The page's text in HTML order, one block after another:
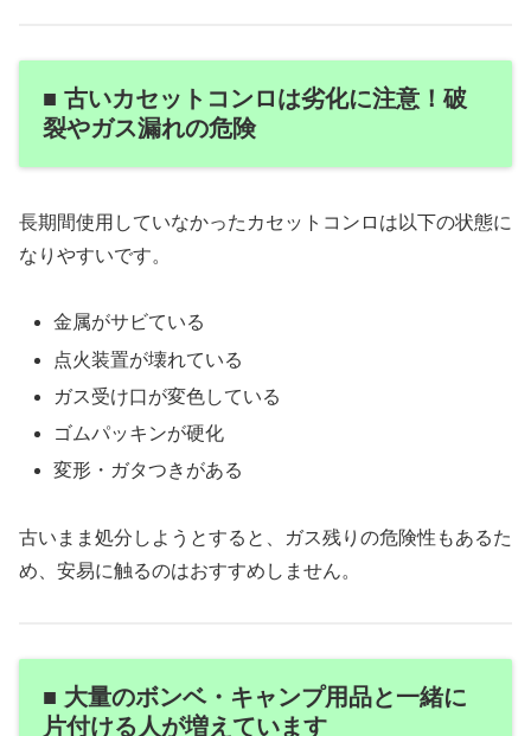
■ 古いカセットコンロは劣化に注意！破
裂やガス漏れの危険
長期間使用していなかったカセットコンロは以下の状態に
なりやすいです。
金属がサビている
点火装置が壊れている
ガス受け口が変色している
ゴムパッキンが硬化
変形・ガタつきがある
古いまま処分しようとすると、ガス残りの危険性もあるた
め、安易に触るのはおすすめしません。
■ 大量のボンベ・キャンプ用品と一緒に
片付ける人が増えています